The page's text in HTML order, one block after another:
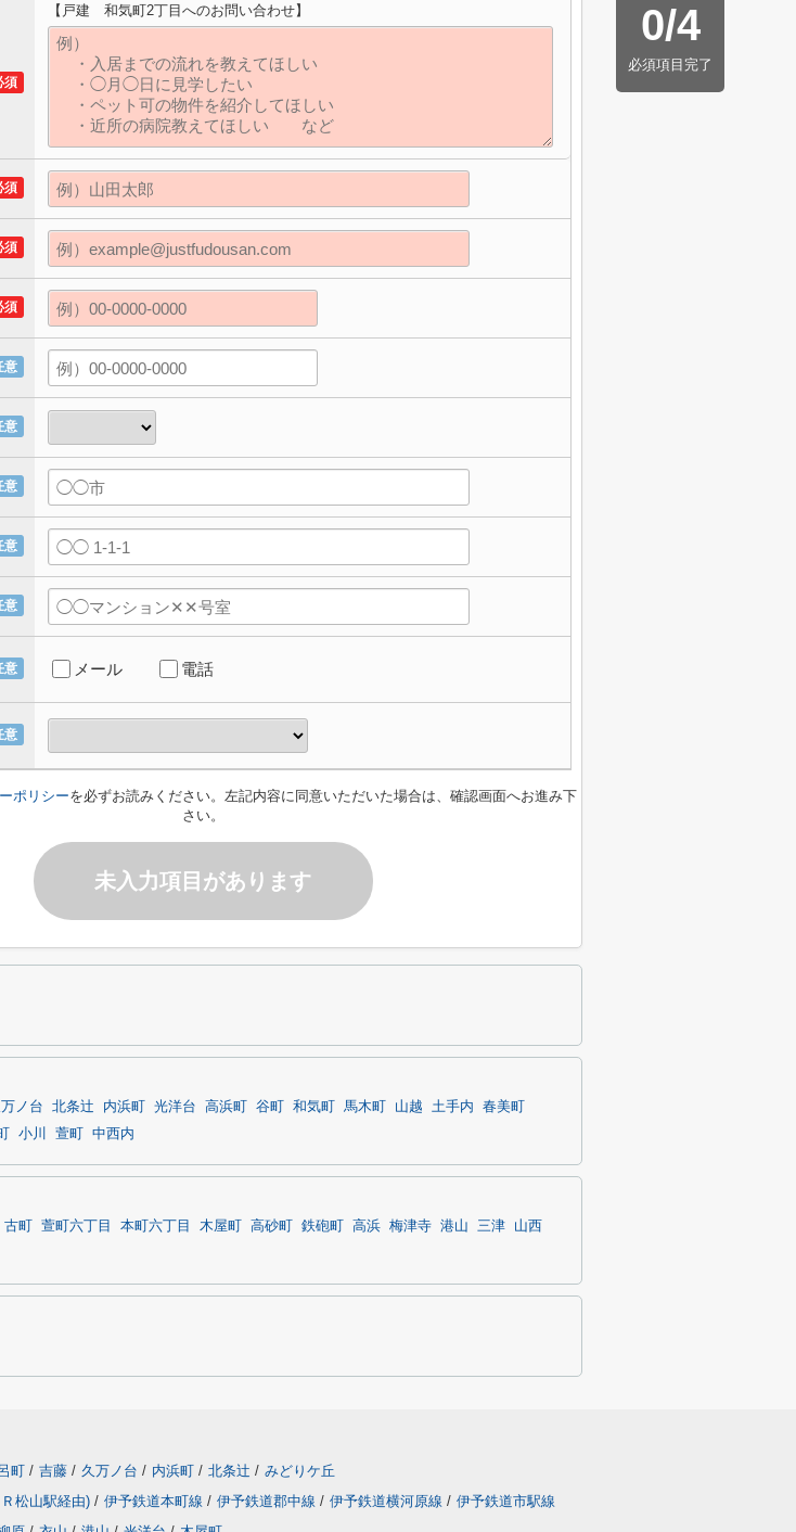
0/4
必須項目完了
須
【戸建 和気町2丁目へのお問い合わせ】
須
須
須
意
意
意
意
意
意 メール 電話
意
ポリシーを必ずお読みください。左記内容に同意いただいた場合は、確認画面へお進み下
さい。
未入力項目があります
ノ台 北条辻 内浜町 光洋台 高浜町 谷町 和気町 馬木町 山越 土手内
春美町
小川 萱町 中西内
古町 萱町六丁目 本町六丁目 木屋町 高砂町 鉄砲町 高浜 梅津寺 港山 三津
山西
町 / 吉藤 / 久万ノ台 / 内浜町 / 北条辻 / みどりケ丘
松山駅経由) / 伊予鉄道本町線 / 伊予鉄道郡中線 / 伊予鉄道横河原線 / 伊予鉄道市駅線